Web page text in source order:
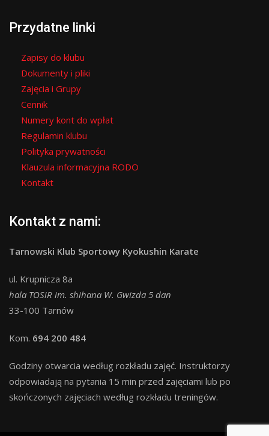
Przydatne linki
Zapisy do klubu
Dokumenty i pliki
Zajęcia i Grupy
Cennik
Numery kont do wpłat
Regulamin klubu
Polityka prywatności
Klauzula informacyjna RODO
Kontakt
Kontakt z nami:
Tarnowski Klub Sportowy Kyokushin Karate
ul. Krupnicza 8a
hala TOSiR im. shihana W. Gwizda 5 dan
33-100 Tarnów
Kom. 694 200 484
Godziny otwarcia według rozkładu zajęć. Instruktorzy
odpowiadają na pytania 15 min przed zajęciami lub po
skończonych zajęciach według rozkładu treningów.